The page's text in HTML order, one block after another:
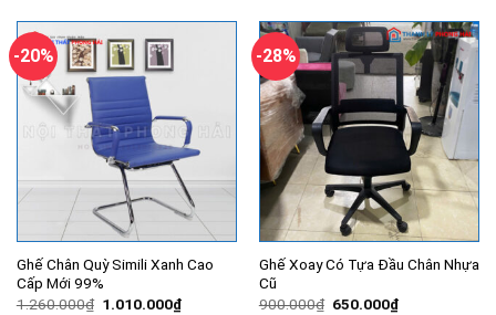
1.880.000₫.
-20%
Ghế Chân Quỳ Simili Xanh Cao
Cấp Mới 99%
1.260.000₫ Giá
1.010.000₫Giá
-28%
Ghế Xoay Có Tựa Đầu Chân Nhựa
Cũ
900.000₫ Giá
650.000₫Giá